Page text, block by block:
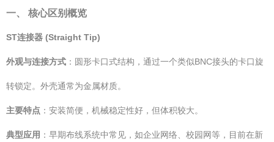
一、 核心区别概览
ST连接器 (Straight Tip)
外观与连接方式 ：圆形卡口式结构，通过一个类似BNC接头的卡口旋
转锁定。外壳通常为金属材质。
主要特点 ：安装简便，机械稳定性好，但体积较大。
典型应用 ：早期布线系统中常见，如企业网络、校园网等，目前在新